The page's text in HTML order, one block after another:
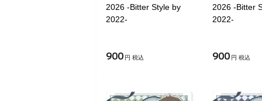
2026 -Bitter Style by
2022-
900 円 税込
2026 -Bitter
2022-
900 円 税込